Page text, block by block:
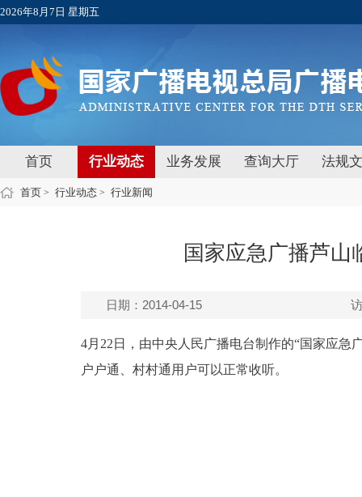
2026年8月7日 星期五
首页 行业动态 业务发展 查询大厅 法规
首页 > 行业动态 > 行业新闻
国家应急广播芦山
日期：2014-04-15
4月22日，由中央人民广播电台制作的“国家应急
户户通、村村通用户可以正常收听。